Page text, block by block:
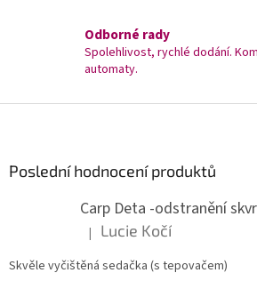
Odborné rady
Spolehlivost, rychlé dodání.
automaty.
Poslední hodnocení produktů
Carp Deta -odstranění
Hodnocení produktu je 5 z 5
| Lucie Kočí
Skvěle vyčištěná sedačka (s tepovačem)